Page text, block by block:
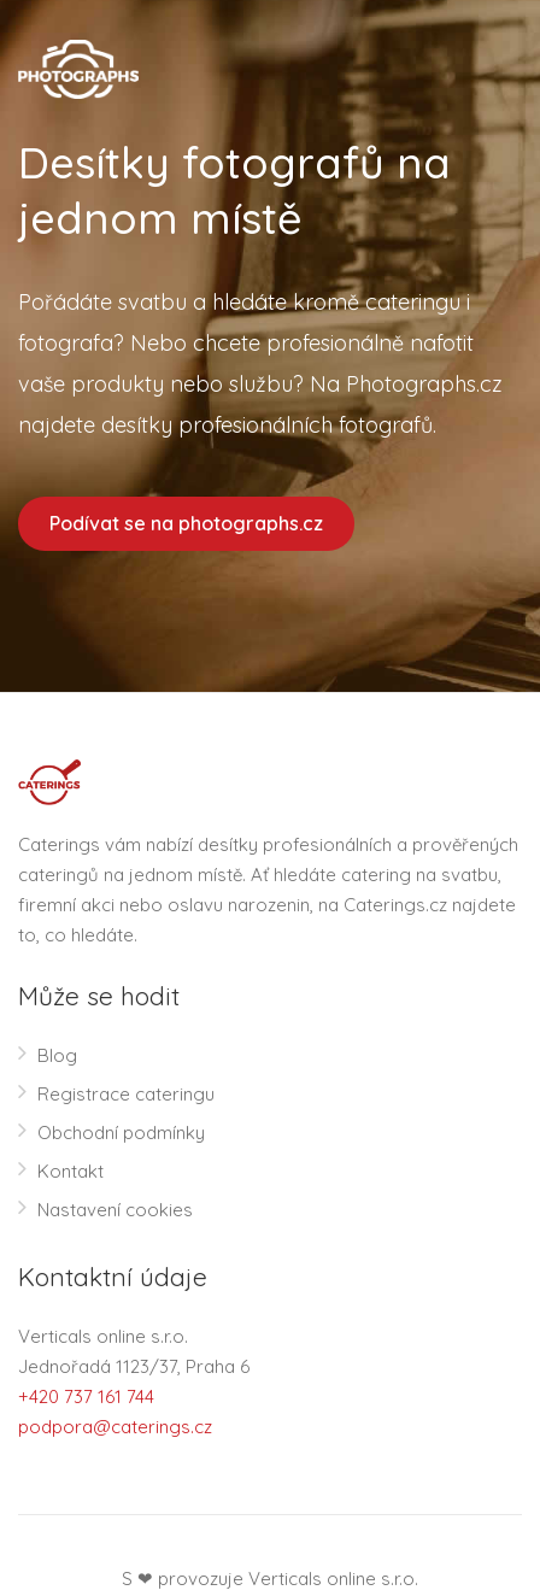
Desítky fotografů na
jednom místě
Pořádáte svatbu a hledáte kromě cateringu i
fotografa? Nebo chcete profesionálně nafotit
vaše produkty nebo službu? Na Photographs.cz
najdete desítky profesionálních fotografů.
Podívat se na photographs.cz
Caterings vám nabízí desítky profesionálních a prověřených
cateringů na jednom místě. Ať hledáte catering na svatbu,
firemní akci nebo oslavu narozenin, na Caterings.cz najdete
to, co hledáte.
Může se hodit
Blog
Registrace cateringu
Obchodní podmínky
Kontakt
Nastavení cookies
Kontaktní údaje
Verticals online s.r.o.
Jednořadá 1123/37, Praha 6
+420 737 161 744
podpora@caterings.cz
S ❤ provozuje Verticals online s.r.o.